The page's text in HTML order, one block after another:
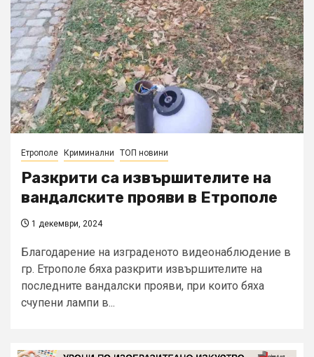
Етрополе Криминални ТОП новини
Разкрити са извършителите на
вандалските прояви в Етрополе
1 декември, 2024
Благодарение на изграденото видеонаблюдение в
гр. Етрополе бяха разкрити извършителите на
последните вандалски прояви, при които бяха
счупени лампи в...